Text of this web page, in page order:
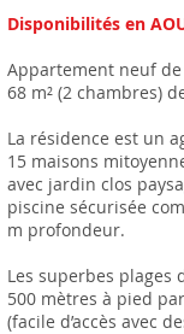
Disponibilités en
Appartement neuf
68 m² (2 chambres)
La résidence est un
15 maisons
avec jardin clos
piscine sécurisée
m profondeur.
Les superbes plages
500 mètres à pied
(facile d’accès avec